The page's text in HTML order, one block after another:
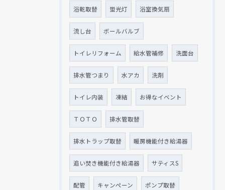
浴乾取替 蛍光灯 浴室換気扇
流し台 ボールバルブ
トイレリフォーム 給水管補修 洗面台
排水管つまり 水アカ 洗剤
トイレ内装 凍結 お得なイベント
ＴＯＴＯ 排水管取替
排水トラップ取替 暖房機能付き給湯器
追い焚き機能付き給湯器 サティスS
配管 キャンペーン ポンプ取替